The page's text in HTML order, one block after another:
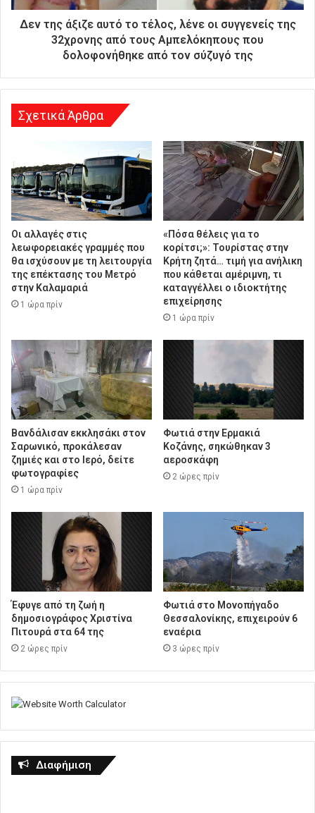
ε
σ
Δεν της άξιζε αυτό το τέλος, λένε οι συγγενείς της
32χρονης από τους Αμπελόκηπους που
δολοφονήθηκε από τον σύζυγό της
Σχετικά Άρθρα
Οι αλλαγές στις
λεωφορειακές γραμμές που
θα ισχύσουν με τη λειτουργία
της επέκτασης του Μετρό
στην Καλαμαριά
1 ώρα πρίν
«Πόσα θέλεις για το
κορίτσι;»: Τουρίστας στην
Κρήτη ζητά… τιμή για ανήλικη
που κάθεται αμέριμνη, τι
καταγγέλλει ο ιδιοκτήτης
επιχείρησης
1 ώρα πρίν
Βανδάλισαν εκκλησάκι στον
Σαρωνικό, προκάλεσαν
ζημιές και στο Ιερό, δείτε
φωτογραφίες
1 ώρα πρίν
Φωτιά στην Ερμακιά
Κοζάνης, σηκώθηκαν 3
αεροσκάφη
2 ώρες πρίν
Έφυγε από τη ζωή η
δημοσιογράφος Χριστίνα
Πιτουρά στα 64 της
2 ώρες πρίν
Φωτιά στο Μονοπήγαδο
Θεσσαλονίκης, επιχειρούν 6
εναέρια
3 ώρες πρίν
Διαφήμιση